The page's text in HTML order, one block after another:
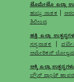
ಟೊಮೇಟೊ ಎಲ್ಲಾ
ಹುಬ್ಬು ನಾಶಕ
ಶಿಲೀಂಧ್ರ
ಹತ್ತಿ ಎಲ್ಲಾ
ಸಸ್ಯನಾಶಕ |
ಅಮೇರಿಕನ್
ಅಕ್ಕಿ ಎಲ್ಲಾ ಉತ್ಪನ್ನಗಳು
ಬ್ರೌನ್ ಪ್ಲಾಂಟ್